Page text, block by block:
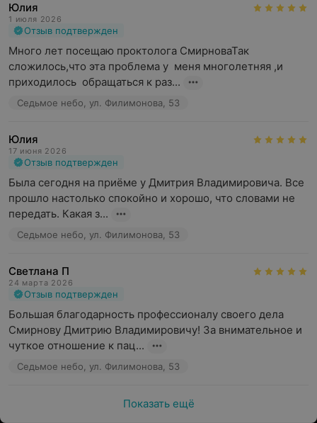
Юлия
1 июля 2026
Отзыв подтвержден
Много лет посещаю проктолога СмирноваТак
сложилось,что эта проблема у  меня многолетняя ,и
приходилось  обращаться к раз...
Седьмое небо, ул. Филимонова, 53
Юлия
17 июня 2026
Отзыв подтвержден
Была сегодня на приёме у Дмитрия Владимировича. Все
прошло настолько спокойно и хорошо, что словами не
передать. Какая з...
Седьмое небо, ул. Филимонова, 53
Светлана П
24 марта 2026
Отзыв подтвержден
Большая благодарность профессионалу своего дела
Смирнову Дмитрию Владимировичу! За внимательное и
чуткое отношение к пац...
Седьмое небо, ул. Филимонова, 53
Показать ещё